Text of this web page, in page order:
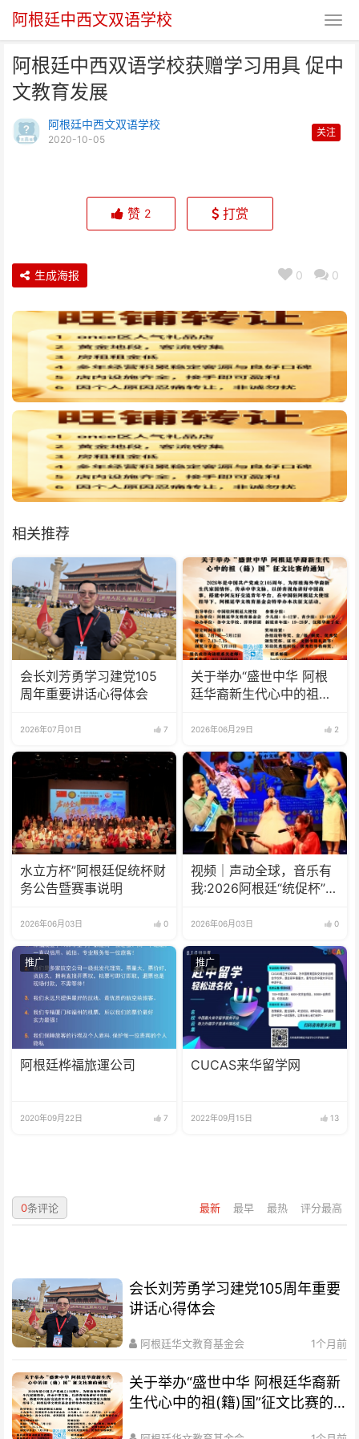
阿根廷中西文双语学校
阿根廷中西双语学校获赠学习用具 促中
文教育发展
阿根廷中西文双语学校
2020-10-05
关注
促中文教育发展赞 2 打赏
0 0
生成海报
相关推荐
会长刘芳勇学习建党105
周年重要讲话心得体会
2026年07月01日 7
关于举办“盛世中华 阿根
廷华裔新生代心中的祖
2026年06月29日 2
水立方杯”阿根廷促统杯财
务公告暨赛事说明
2026年06月03日 0
视频｜声动全球，音乐有
我:2026阿根廷“统促杯”水
圆满落幕
2026年06月03日 0
推广
阿根廷桦福旅運公司
2020年09月22日 7
推广
CUCAS来华留学网
2022年09月15日 13
最新 最早 最热 评分最高
0条评论
会长刘芳勇学习建党105周年重要
讲话心得体会
阿根廷华文教育基金会 1个月前
关于举办“盛世中华 阿根廷华裔新
生代心中的祖(籍)国”征文比赛的